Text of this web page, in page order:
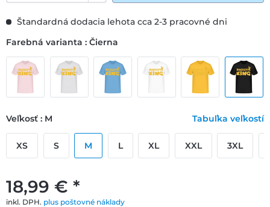
18,99 € *
inkl. DPH. plus poštovné náklady
Štandardná dodacia lehota cca 2-3 pracovné dni
Farebná varianta : Čierna
Veľkosť : M Tabuľka veľkostí
XS S M L XL XXL 3XL